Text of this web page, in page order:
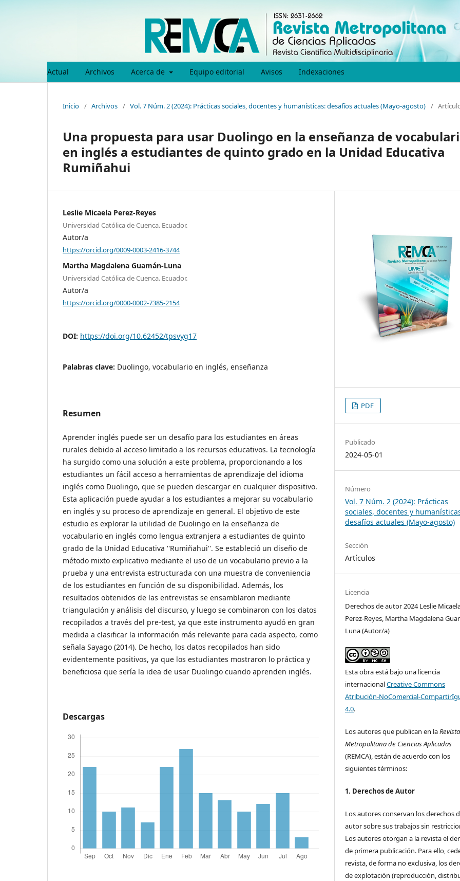
Actual Archivos Acerca de Equipo editorial Avisos Indexaciones
Inicio / Archivos / Vol. 7 Núm. 2 (2024): Prácticas sociales, docentes y humanísticas: desafíos actuales (Mayo-agosto) /
Una propuesta para usar Duolingo en la enseñanza de
en inglés a estudiantes de quinto grado en la Unidad Educativa
Rumiñahui
Leslie Micaela Perez-Reyes
Universidad Católica de Cuenca. Ecuador.
Autor/a
https://orcid.org/0009-0003-2416-3744
Martha Magdalena Guamán-Luna
Universidad Católica de Cuenca. Ecuador.
Autor/a
https://orcid.org/0000-0002-7385-2154
DOI: https://doi.org/10.62452/tpsvyg17
Palabras clave: Duolingo, vocabulario en inglés, enseñanza
Resumen
Aprender inglés puede ser un desafío para los estudiantes en áreas
rurales debido al acceso limitado a los recursos educativos. La tecnología
ha surgido como una solución a este problema, proporcionando a los
estudiantes un fácil acceso a herramientas de aprendizaje del idioma
inglés como Duolingo, que se pueden descargar en cualquier dispositivo.
Esta aplicación puede ayudar a los estudiantes a mejorar su vocabulario
en inglés y su proceso de aprendizaje en general. El objetivo de este
estudio es explorar la utilidad de Duolingo en la enseñanza de
vocabulario en inglés como lengua extranjera a estudiantes de quinto
grado de la Unidad Educativa ''Rumiñahui''. Se estableció un diseño de
método mixto explicativo mediante el uso de un vocabulario previo a la
prueba y una entrevista estructurada con una muestra de conveniencia
de los estudiantes en función de su disponibilidad. Además, los
resultados obtenidos de las entrevistas se ensamblaron mediante
triangulación y análisis del discurso, y luego se combinaron con los datos
recopilados a través del pre-test, ya que este instrumento ayudó en gran
medida a clasificar la información más relevante para cada aspecto, como
señala Sayago (2014). De hecho, los datos recopilados han sido
evidentemente positivos, ya que los estudiantes mostraron lo práctica y
beneficiosa que sería la idea de usar Duolingo cuando aprenden inglés.
Descargas
PDF
Publicado
2024-05-01
Número
Vol. 7 Núm. 2 (2024): Prácticas
sociales, docentes y
desafíos actuales (Mayo-agosto)
Sección
Artículos
Licencia
Derechos de autor 2024 Leslie
Perez-Reyes, Martha Magdalena
Luna (Autor/a)
Esta obra está bajo una licencia
internacionalCreative Commons
Atribución-NoComercial-
4.0.
Los autores que publican en laRevista
Metropolitana de Ciencias Aplicadas
(REMCA), están de acuerdo con los
siguientes términos:
1. Derechos de Autor
Los autores conservan los derechos
autor sobre sus trabajos sin
Los autores otorgan a la revista el
de primera publicación. Para ello,
revista, de forma no exclusiva, los
de explotación (reproducción,